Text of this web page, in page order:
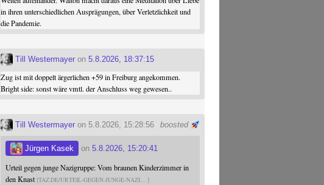
in ihren unterschiedlichen Ausprägungen, über Verletzlichkeit und
die Pandemie.
Till Westermayer on5.8.2026, 18:37:15
Zug ist mit doppelt ärgerlichen +59 in Freiburg angekommen.
Bright side: sonst wäre vmtl. der Anschluss weg gewesen..
boosted
Till Westermayer on 5.8.2026, 15:28:56
Jürgen Kasek on5.8.2026, 15:20:41
Urteil gegen junge Nazigruppe: Vom braunen Kinderzimmer in
den Knast TAZ.DE/URTEIL-GEGEN-JUNGE-NAZI